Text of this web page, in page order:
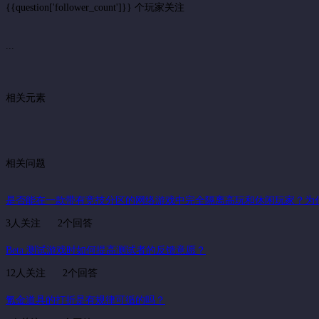
{{question['follower_count']}} 个玩家关注
相关元素
相关问题
是否能在一款带有竞技分区的网络游戏中完全隔离高玩和休闲玩家？为
3人关注 2个回答
Beta 测试游戏时如何提高测试者的反馈意愿？
12人关注 2个回答
氪金道具的打折是有规律可循的吗？